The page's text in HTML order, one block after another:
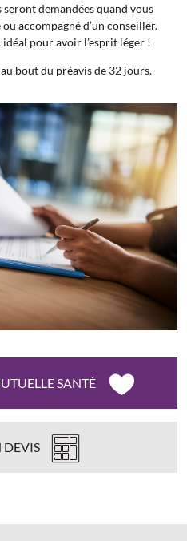
demandées quand vous
accompagné d’un conseiller.
pour avoir l’esprit léger !
bout du préavis de 32 jours.
SANTÉ
DEVIS